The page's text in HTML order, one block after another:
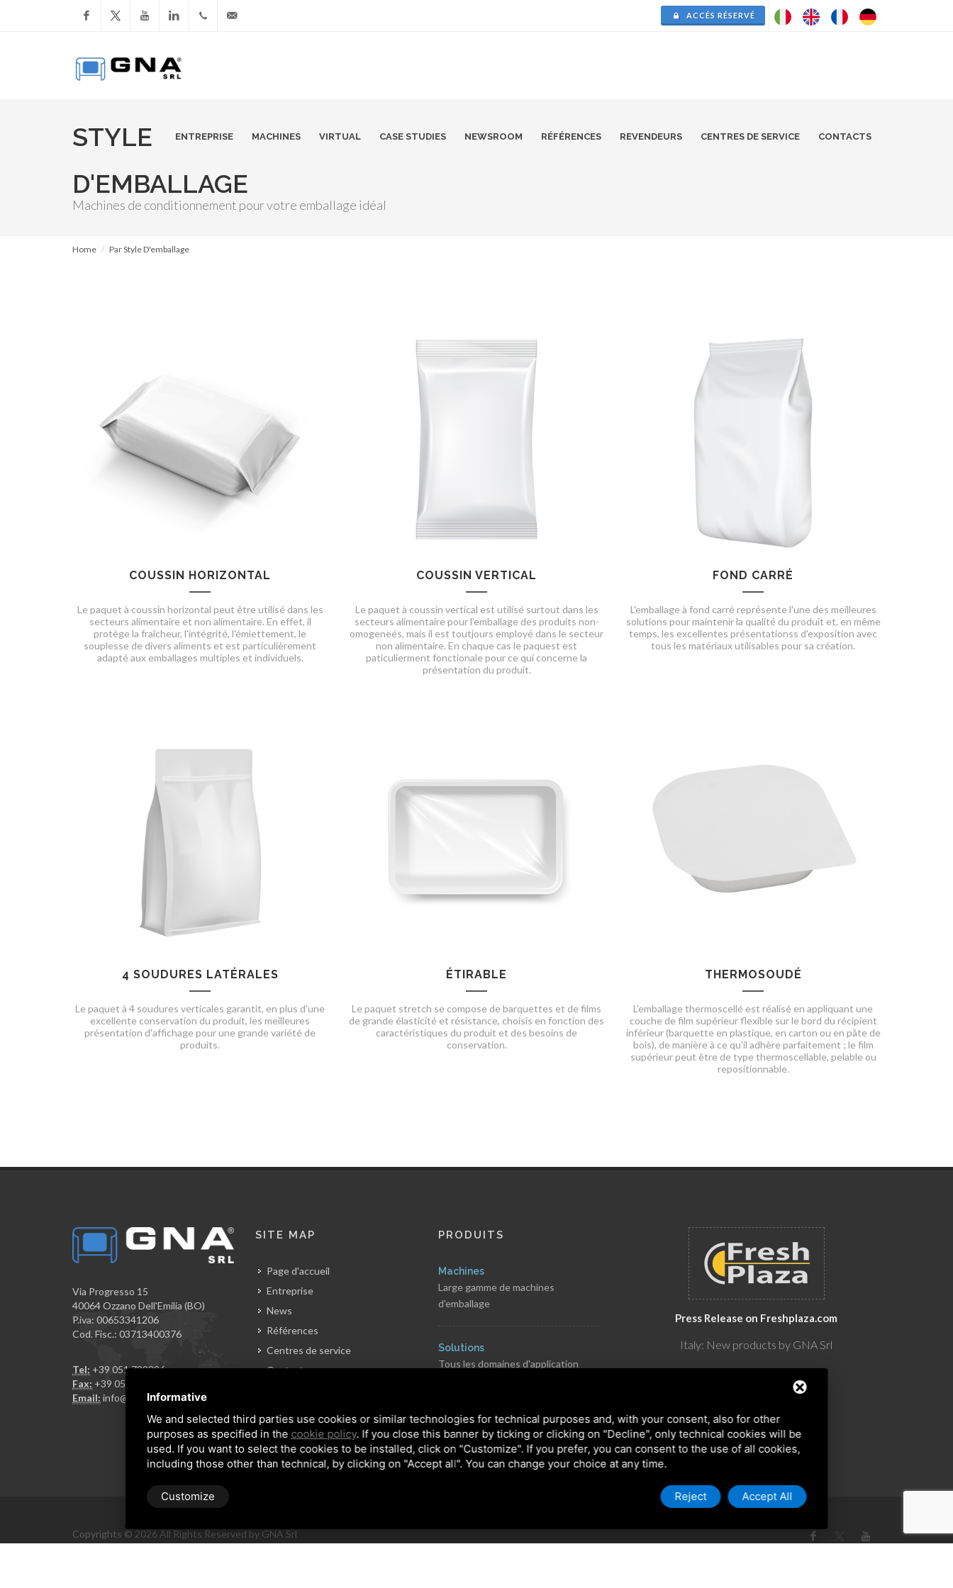
ACCÉS RÉSERVÉ
ENTREPRISE MACHINES VIRTUAL CASE STUDIES NEWSROOM RÉFÉRENCES REVENDEURS CENTRES DE SERVICE CONTACTS
STYLE
D'EMBALLAGE
Machines de conditionnement pour votre emballage idéal
Home Par Style D'emballage
COUSSIN HORIZONTAL
Le paquet à coussin horizontal peut être utilisé dans les
secteurs alimentaire et non alimentaire. En effet, il
protège la fraîcheur, l'intégrité, l'émiettement, le
souplesse de divers aliments et est particulièrement
adapté aux emballages multiples et individuels.
COUSSIN VERTICAL
Le paquet à coussin vertical est utilisé surtout dans les
secteurs alimentaire pour l’emballage des produits non-
omogeneés, mais il est toutjours employé dans le secteur
non alimentaire. En chaque cas le paquest est
paticulierment fonctionale pour ce qui concerne la
présentation du produit.
FOND CARRÉ
L'emballage à fond carré représente l'une des meilleures
solutions pour maintenir la qualité du produit et, en même
temps, les excellentes présentationss d'exposition avec
tous les matériaux utilisables pour sa création.
4 SOUDURES LATÉRALES
Le paquet à 4 soudures verticales garantit, en plus d'une
excellente conservation du produit, les meilleures
présentation d'affichage pour une grande variété de
produits.
ÉTIRABLE
Le paquet stretch se compose de barquettes et de films
de grande élasticité et résistance, choisis en fonction des
caractéristiques du produit et des besoins de
conservation.
THERMOSOUDÉ
L'emballage thermoscellé est réalisé en appliquant une
couche de film supérieur flexible sur le bord du récipient
inférieur (barquette en plastique, en carton ou en pâte de
bois), de manière à ce qu'il adhère parfaitement ; le film
supérieur peut être de type thermoscellable, pelable ou
repositionnable.
Via Progresso 15
40064 Ozzano Dell'Emilia (BO)
P.iva: 00653341206
Cod. Fisc.: 03713400376
Tel: +39 051 799226
Fax: +39 051 796962
Email: info@gnasrl.com
SITE MAP
Page d'accueil
Entreprise
News
Références
Centres de service
Contacts
Conditions générales de vente
PRODUITS
Machines
Large gamme de machines
d'emballage
Solutions
Tous les domaines d'application
Press Release on Freshplaza.com
Italy: New products by GNA Srl
30° anniversario di GNA Srl
Copyrights © 2026 All Rights Reserved by GNA Srl
Informative
We and selected third parties use cookies or similar technologies for technical purposes and, with your consent, also for other
purposes as specified in the cookie policy. If you close this banner by ticking or clicking on "Decline", only technical cookies will be
used. If you want to select the cookies to be installed, click on "Customize". If you prefer, you can consent to the use of all cookies,
including those other than technical, by clicking on "Accept all". You can change your choice at any time.
Customize Reject Accept All